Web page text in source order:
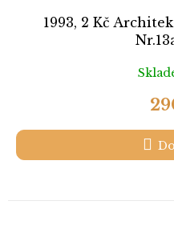
1993, 2 Kč